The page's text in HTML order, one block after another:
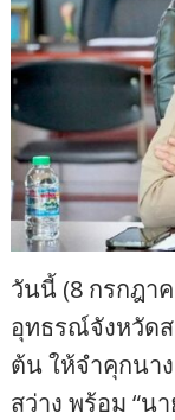
วันนี้ (8 กรกฎา
อุทธรณ์จังหวัด
ต้น ให้จำคุกนา
สว่าง พร้อม “น